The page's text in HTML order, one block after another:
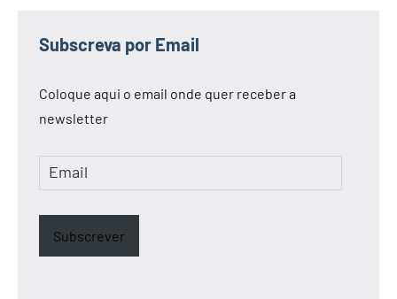
Subscreva por Email
Coloque aqui o email onde quer receber a
newsletter
Email
Subscrever